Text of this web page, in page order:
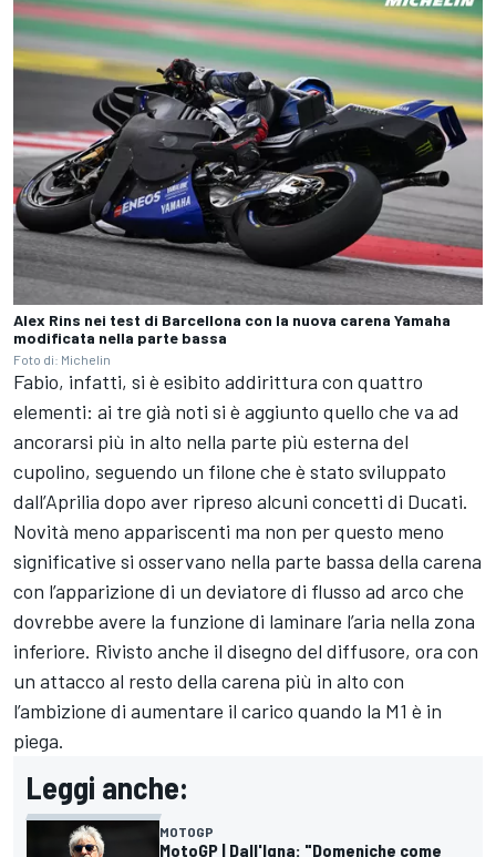
Alex Rins nei test di Barcellona con la nuova carena Yamaha
modificata nella parte bassa
Foto di: Michelin
Fabio, infatti, si è esibito addirittura con quattro
elementi: ai tre già noti si è aggiunto quello che va ad
ancorarsi più in alto nella parte più esterna del
cupolino, seguendo un filone che è stato sviluppato
dall’Aprilia dopo aver ripreso alcuni concetti di Ducati.
Novità meno appariscenti ma non per questo meno
significative si osservano nella parte bassa della carena
con l’apparizione di un deviatore di flusso ad arco che
dovrebbe avere la funzione di laminare l’aria nella zona
inferiore. Rivisto anche il disegno del diffusore, ora con
un attacco al resto della carena più in alto con
l’ambizione di aumentare il carico quando la M1 è in
piega.
Leggi anche:
MOTOGP
MotoGP | Dall'Igna: "Domeniche come